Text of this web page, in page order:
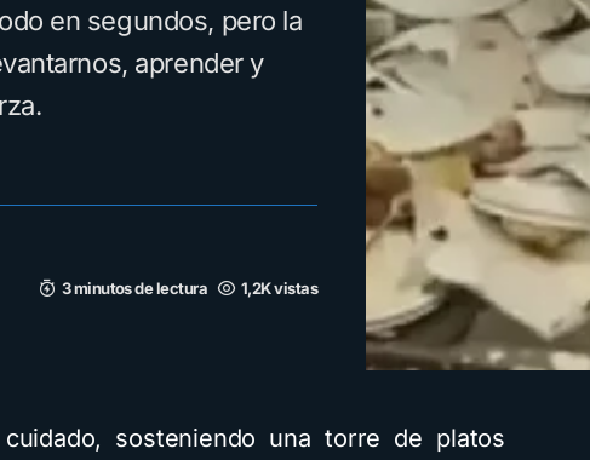
en segundos, pero la
aprender y
3 minutos de lectura
1,2K vistas
sosteniendo una torre de platos